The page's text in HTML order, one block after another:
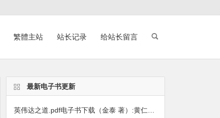
繁體主站 站长记录 给站长留言
最新电子书更新